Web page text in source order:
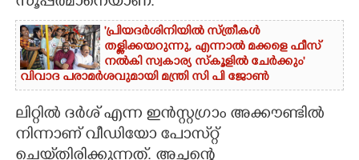
'പ്രിയദർശിനിയിൽ സ്ത്രീകൾ
തള്ളിക്കയറുന്നു, എന്നാൽ മക്കളെ ഫീസ്
നൽകി സ്വകാര്യ സ്കൂളിൽ ചേർക്കും'
വിവാദ പരാമർശവുമായി മന്ത്രി സി പി ജോൺ
ലിറ്റിൽ ദർശ് എന്ന ഇൻസ്റ്റഗ്രാം അക്കൗണ്ടിൽ
നിന്നാണ് വീഡിയോ പോസ്‌റ്റ്